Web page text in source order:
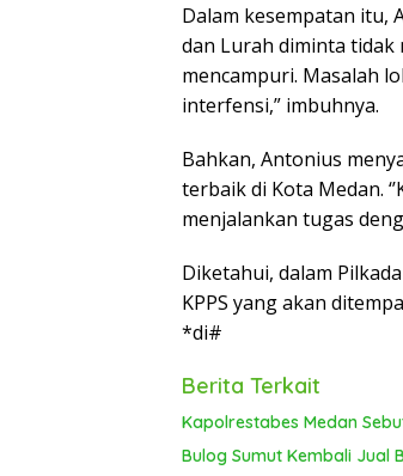
Dalam kesempatan itu,
dan Lurah diminta tidak
mencampuri. Masalah
interfensi,” imbuhnya.
Bahkan, Antonius
terbaik di Kota Medan.
menjalankan tugas
Diketahui, dalam
KPPS yang akan
*di#
Berita Terkait
Kapolrestabes Medan
Bulog Sumut Kembali Jual